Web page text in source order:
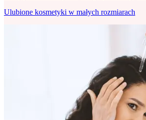
Ulubione kosmetyki w małych rozmiarach